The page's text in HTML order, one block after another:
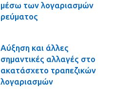
μέσω των λογαριασμών
ρεύματος
Αύξηση και άλλες
σημαντικές αλλαγές στο
ακατάσχετο τραπεζικών
λογαριασμών